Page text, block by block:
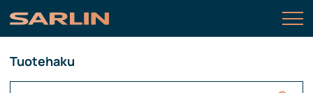
Tuotehaku